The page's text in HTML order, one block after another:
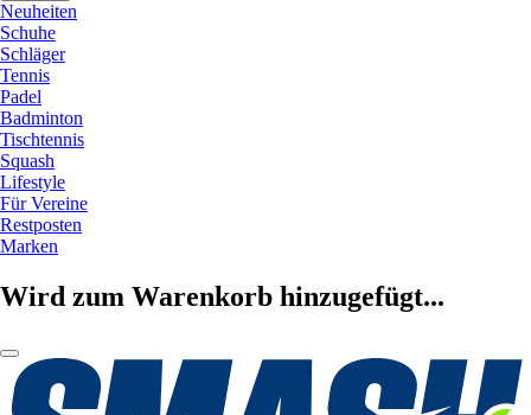
Neuheiten
Schuhe
Schläger
Tennis
Padel
Badminton
Tischtennis
Squash
Lifestyle
Für Vereine
Restposten
Marken
Wird zum Warenkorb hinzugefügt...